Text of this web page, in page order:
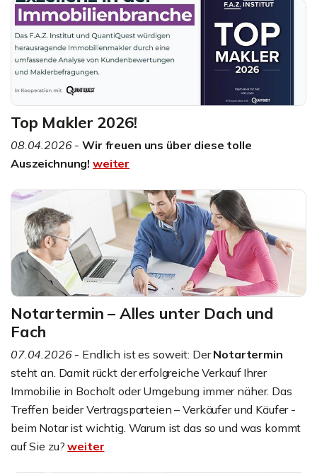
Top Makler 2026!
08.04.2026-Wir freuen uns über diese tolle
Auszeichnung! weiter
Notartermin – Alles unter Dach und
Fach
07.04.2026- Endlich ist es soweit: DerNotartermin
steht an. Damit rückt der erfolgreiche Verkauf Ihrer
Immobilie in Bocholt oder Umgebung immer näher. Das
Treffen beider Vertragsparteien – Verkäufer und Käufer -
beim Notar ist wichtig. Warum ist das so und was kommt
auf Sie zu?weiter